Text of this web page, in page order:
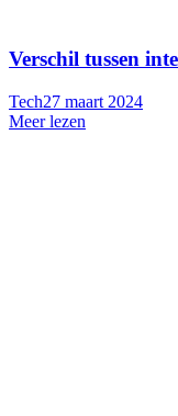
Verschil tussen
Tech27 maart 2024
Meer lezen